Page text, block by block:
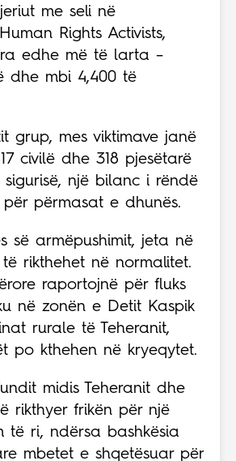
me seli në
Rights Activists,
edhe më të larta –
dhe mbi 4,400 të
grup, mes viktimave janë
civilë dhe 318 pjesëtarë
një bilanc i rëndë
përmasat e dhunës.
së armëpushimit, jeta në
rikthehet në normalitet.
raportojnë për fluks
në zonën e Detit Kaspik
rurale të Teheranit,
po kthehen në kryeqytet.
midis Teheranit dhe
rikthyer frikën për një
të ri, ndërsa bashkësia
mbetet e shqetësuar për